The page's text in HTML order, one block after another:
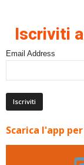
Iscriviti
Email Address
Scarica l'app